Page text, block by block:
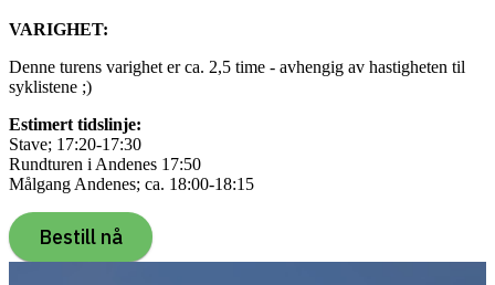
VARIGHET:
Denne turens varighet er ca. 2,5 time - avhengig av hastigheten til
syklistene ;)
Estimert tidslinje:
Stave; 17:20-17:30
Rundturen i Andenes 17:50
Målgang Andenes; ca. 18:00-18:15